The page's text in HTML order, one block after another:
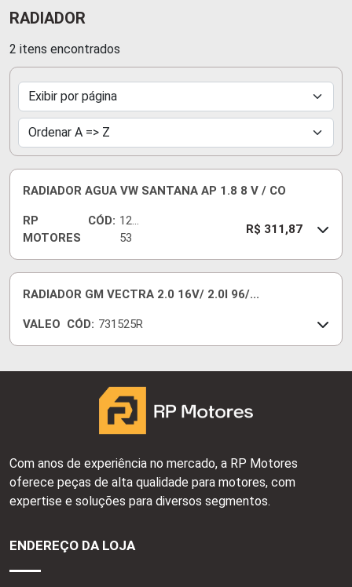
RADIADOR
2 itens encontrados
RADIADOR AGUA VW SANTANA AP 1.8 8 V / CO
RP
MOTORES
CÓD: 122
53
R$ 311,87
RADIADOR GM VECTRA 2.0 16V/ 2.0I 96/...
VALEO CÓD: 731525R
Com anos de experiência no mercado, a RP Motores
oferece peças de alta qualidade para motores, com
expertise e soluções para diversos segmentos.
ENDEREÇO DA LOJA